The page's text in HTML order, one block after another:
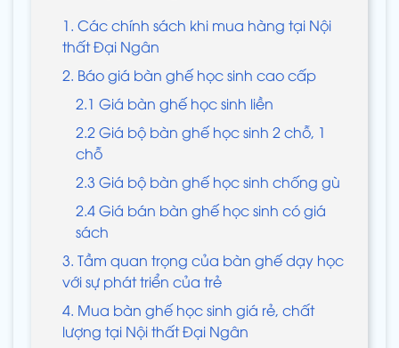
1. Các chính sách khi mua hàng tại Nội
thất Đại Ngân
2. Báo giá bàn ghế học sinh cao cấp
2.1 Giá bàn ghế học sinh liền
2.2 Giá bộ bàn ghế học sinh 2 chỗ, 1
chỗ
2.3 Giá bộ bàn ghế học sinh chống gù
2.4 Giá bán bàn ghế học sinh có giá
sách
3. Tầm quan trọng của bàn ghế dạy học
với sự phát triển của trẻ
4. Mua bàn ghế học sinh giá rẻ, chất
lượng tại Nội thất Đại Ngân